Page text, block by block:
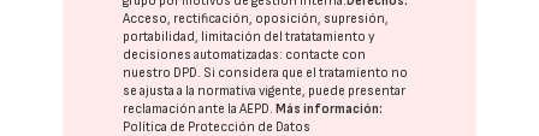
Acceso, rectificación, oposición, supresión,
portabilidad, limitación del tratatamiento y
decisiones automatizadas: contacte con
nuestro DPD. Si considera que el tratamiento no
se ajusta a la normativa vigente, puede presentar
reclamación ante laAEPD.Más información:
Política de Protección de Datos